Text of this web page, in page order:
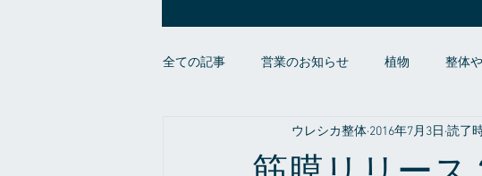
全ての記事 営業のお知らせ 植物 整体
整体やお店の事だったり 症例 プライ
ウレシカ整体 2016年7月3日 読了